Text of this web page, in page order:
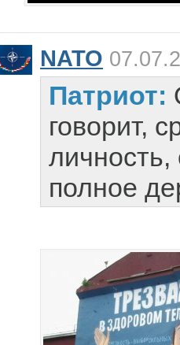
NATO
Патриот:
говорит,
полное